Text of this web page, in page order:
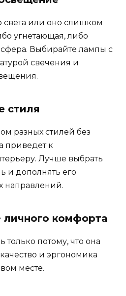
света или оно слишком
угнетающая, либо
Выбирайте лампы с
свечения и
стиля
разных стилей без
приведет к
Лучше выбрать
и дополнять его
направлений.
личного комфорта
только потому, что она
и эргономика
месте.